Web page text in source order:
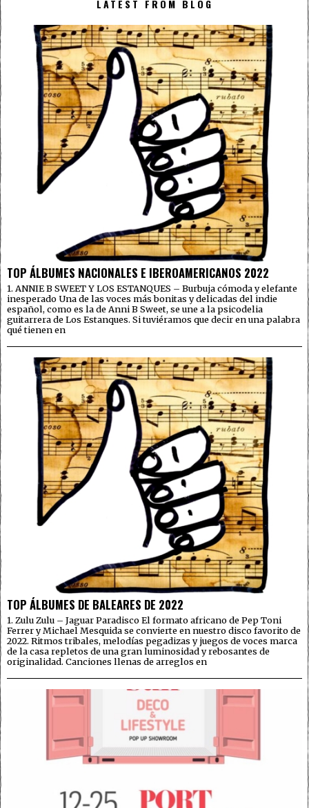
LATEST FROM BLOG
TOP ÁLBUMES NACIONALES E IBEROAMERICANOS 2022
1. ANNIE B SWEET Y LOS ESTANQUES – Burbuja cómoda y elefante
inesperado Una de las voces más bonitas y delicadas del indie
español, como es la de Anni B Sweet, se une a la psicodelia
guitarrera de Los Estanques. Si tuviéramos que decir en una palabra
qué tienen en
TOP ÁLBUMES DE BALEARES DE 2022
1. Zulu Zulu – Jaguar Paradisco El formato africano de Pep Toni
Ferrer y Michael Mesquida se convierte en nuestro disco favorito de
2022. Ritmos tribales, melodías pegadizas y juegos de voces marca
de la casa repletos de una gran luminosidad y rebosantes de
originalidad. Canciones llenas de arreglos en